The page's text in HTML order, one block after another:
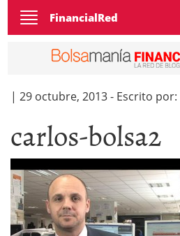
Toggle
navigation
FinancialRed
| 29 octubre, 2013- Escrito por:
carlos-bolsa2